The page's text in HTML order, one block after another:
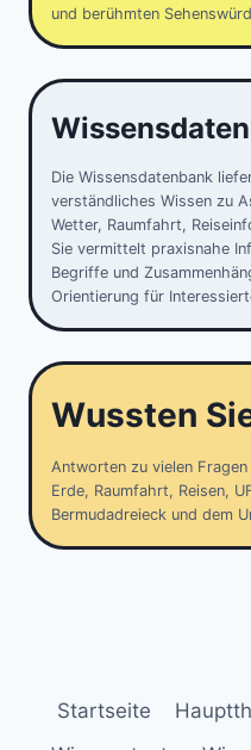
und berühmten
Die Wissensdatenbank
verständliches Wissen zu
Wetter, Raumfahrt,
Sie vermittelt praxisnahe
Begriffe und
Orientierung für
Wussten
Antworten zu vielen
Erde, Raumfahrt, Reisen,
Bermudadreieck und dem
Startseite